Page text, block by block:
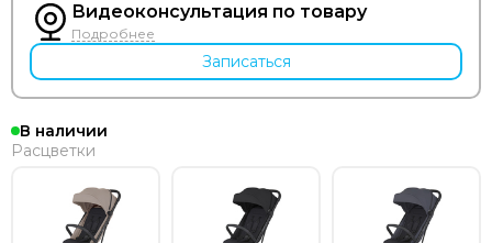
Видеоконсультация по товару
Подробнее
Записаться
В наличии
Расцветки